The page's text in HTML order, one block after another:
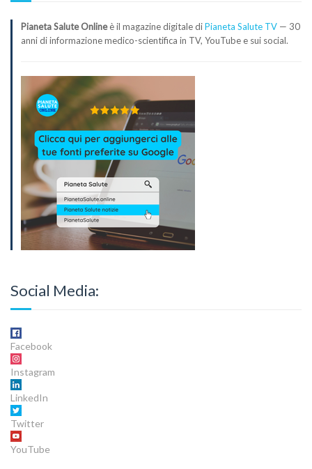
Pianeta Salute Onlineè il magazine digitale diPianeta Salute TV — 30
anni di informazione medico-scientifica in TV, YouTube e sui social.
Social Media:
Facebook
Instagram
LinkedIn
Twitter
YouTube